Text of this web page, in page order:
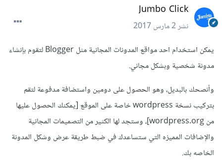
Jumbo Click
نشر2 مارس 2017
يمكن استخدام احد مواقع المدونات المجانية مثل Blogger لتقوم بإنشاء
مدونة شخصية وبشكل مجاني.
وأنصحك بالبديل، وهو الحصول على دومين واستضافة مدفوعة لتقم
بتركيب نسخة wordpress خاصة على الموقع [يمكنك الحصول عليها
من wordpress.org]، وستجد لها الكثير من التصميمات المجانية
والإضافات المميزه التي ستساعدك في ضبط طريقة عرض وشكل المدونة
الخاصه بك.